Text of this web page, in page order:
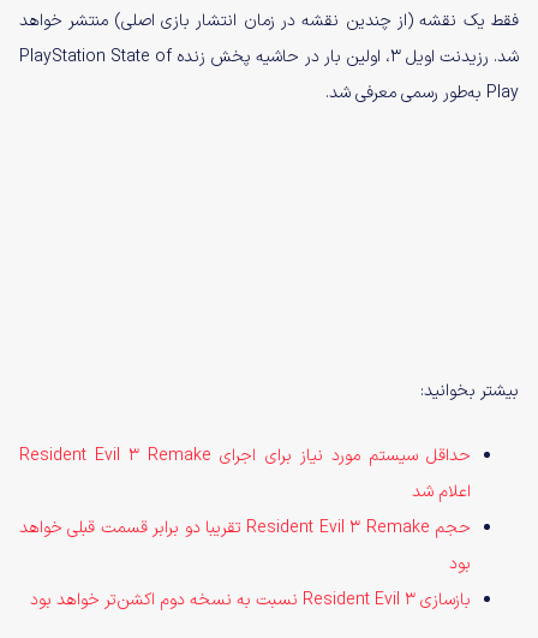
فقط یک نقشه (از چندین نقشه در زمان انتشار بازی اصلی) منتشر خواهد
شد. رزیدنت اویل 3، اولین بار در حاشیه پخش زنده PlayStation State of
Play به‌طور رسمی معرفی شد.
بیشتر بخوانید:
حداقل سیستم مورد نیاز برای اجرای Resident Evil 3 Remake
اعلام شد
حجم Resident Evil 3 Remake تقریبا دو برابر قسمت قبلی خواهد
بود
بازسازی Resident Evil 3 نسبت به نسخه دوم اکشن‌تر خواهد بود